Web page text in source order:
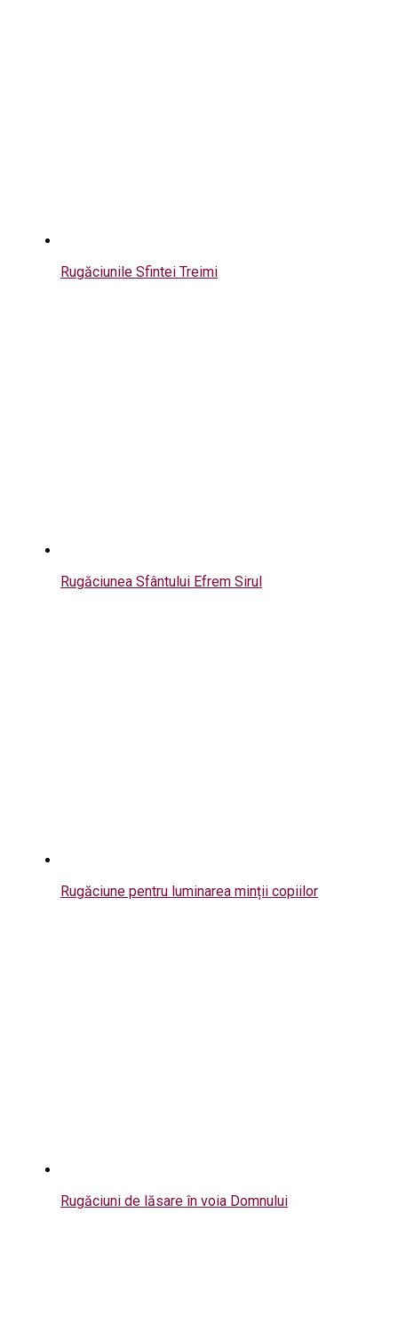
Rugăciunile Sfintei Treimi
Rugăciunea Sfântului Efrem Sirul
Rugăciune pentru luminarea minții copiilor
Rugăciuni de lăsare în voia Domnului